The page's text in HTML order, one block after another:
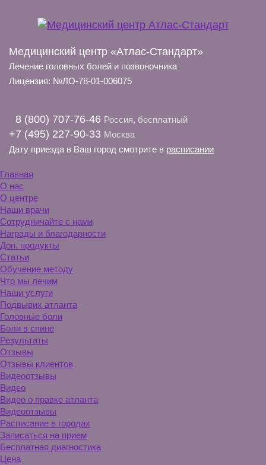
Медицинский центр «Атлас-Стандарт»
Лечение головных болей и позвоночника
Лицензия: №ЛО-78-01-006075
8 (800) 707-76-46 Россия, бесплатный
+7 (495) 227-90-33 Москва
Дату приезда в Ваш город смотрите в расписании
Главная
О нас
О центре
Наши врачи
Сотрудничайте с нами
Награды и благодарности
Доп. продукты
Статьи
Обучение методу
Что мы лечим
Наши услуги
Подвывих атланта
Головные боли
Боли в спине
Результаты
Отзывы
Отзывы клиентов
Видеоотзывы
Видео
Видео о правке атланта
Видеоотзывы
Расписание в городах
Записаться на прием
Бесплатная диагностика
Цена